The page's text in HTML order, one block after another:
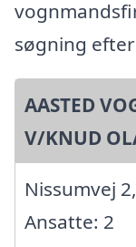
søgning
AASTED
V/KNUD
Nissumvej
Ansatte: 2